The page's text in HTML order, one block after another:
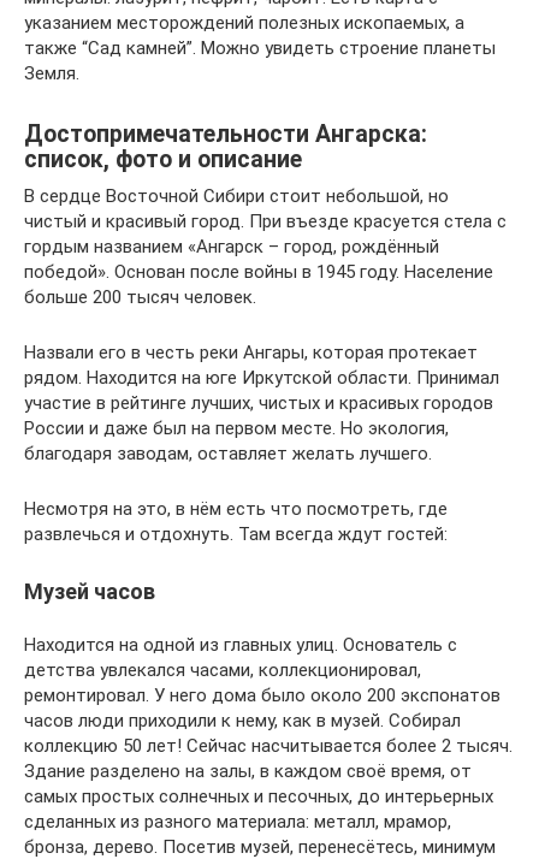
указанием месторождений полезных ископаемых, а
также “Сад камней”. Можно увидеть строение планеты
Земля.
Достопримечательности Ангарска:
список, фото и описание
В сердце Восточной Сибири стоит небольшой, но
чистый и красивый город. При въезде красуется стела с
гордым названием «Ангарск – город, рождённый
победой». Основан после войны в 1945 году. Население
больше 200 тысяч человек.
Назвали его в честь реки Ангары, которая протекает
рядом. Находится на юге Иркутской области. Принимал
участие в рейтинге лучших, чистых и красивых городов
России и даже был на первом месте. Но экология,
благодаря заводам, оставляет желать лучшего.
Несмотря на это, в нём есть что посмотреть, где
развлечься и отдохнуть. Там всегда ждут гостей:
Музей часов
Находится на одной из главных улиц. Основатель с
детства увлекался часами, коллекционировал,
ремонтировал. У него дома было около 200 экспонатов
часов люди приходили к нему, как в музей. Собирал
коллекцию 50 лет! Сейчас насчитывается более 2 тысяч.
Здание разделено на залы, в каждом своё время, от
самых простых солнечных и песочных, до интерьерных
сделанных из разного материала: металл, мрамор,
бронза, дерево. Посетив музей, перенесётесь, минимум